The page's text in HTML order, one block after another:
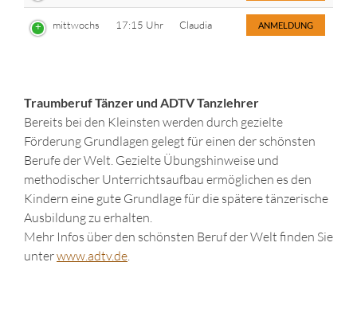
mittwochs 17:15 Uhr Claudia ANMELDUNG
Traumberuf Tänzer und ADTV Tanzlehrer
Bereits bei den Kleinsten werden durch gezielte
Förderung Grundlagen gelegt für einen der schönsten
Berufe der Welt. Gezielte Übungshinweise und
methodischer Unterrichtsaufbau ermöglichen es den
Kindern eine gute Grundlage für die spätere tänzerische
Ausbildung zu erhalten.
Mehr Infos über den schönsten Beruf der Welt finden Sie
unterwww.adtv.de.